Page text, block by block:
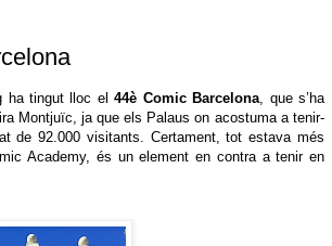
ha tingut lloc el44è Comic Barcelona, que s’ha
Montjuïc, ja que els Palaus on acostuma a tenir-
de 92.000 visitants. Certament, tot estava més
Academy, és un element en contra a tenir en